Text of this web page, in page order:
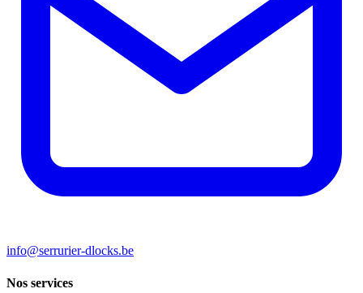
info@serrurier-dlocks.be
Nos services